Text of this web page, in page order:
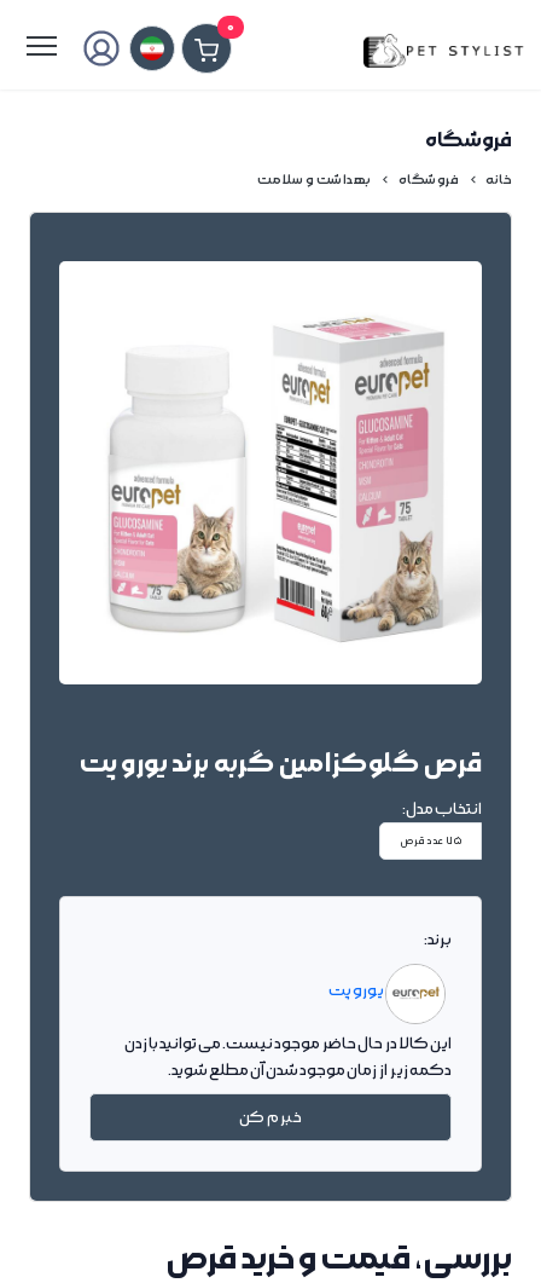
0
فروشگاه
خانه فروشگاه بهداشت و سلامت
قرص گلوکزامین گربه برند یورو پت
انتخاب مدل:
75 عدد قرص
برند:
یورو پت
این کالا در حال حاضر موجود نیست. می توانید با زدن
دکمه زیر از زمان موجود شدن آن مطلع شوید.
خبرم کن
بررسی، قیمت و خرید قرص